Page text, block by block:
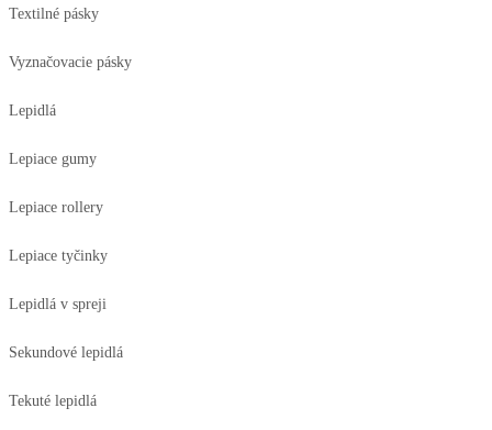
Textilné pásky
Vyznačovacie pásky
Lepidlá
Lepiace gumy
Lepiace rollery
Lepiace tyčinky
Lepidlá v spreji
Sekundové lepidlá
Tekuté lepidlá